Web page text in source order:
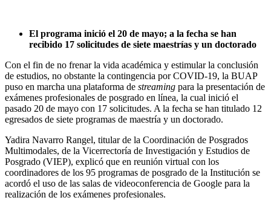
El programa inició el 20 de mayo; a la fecha se han
recibido 17 solicitudes de siete maestrías y un doctorado
Con el fin de no frenar la vida académica y estimular la conclusión
de estudios, no obstante la contingencia por COVID-19, la BUAP
puso en marcha una plataforma de streaming para la presentación de
exámenes profesionales de posgrado en línea, la cual inició el
pasado 20 de mayo con 17 solicitudes. A la fecha se han titulado 12
egresados de siete programas de maestría y un doctorado.
Yadira Navarro Rangel, titular de la Coordinación de Posgrados
Multimodales, de la Vicerrectoría de Investigación y Estudios de
Posgrado (VIEP), explicó que en reunión virtual con los
coordinadores de los 95 programas de posgrado de la Institución se
acordó el uso de las salas de videoconferencia de Google para la
realización de los exámenes profesionales.